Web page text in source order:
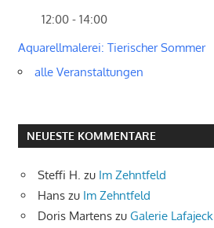
12:00 - 14:00
Aquarellmalerei: Tierischer Sommer
alle Veranstaltungen
NEUESTE KOMMENTARE
Steffi H. zu Im Zehntfeld
Hans zu Im Zehntfeld
Doris Martens zu Galerie Lafajeck